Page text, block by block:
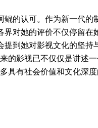
认可。作为新一代的
对她的评价不仅停留在
到她对影视文化的坚持
的影视已不仅仅是讲述
具有社会价值和文化深度